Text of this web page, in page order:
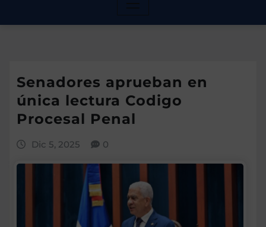
Senadores aprueban en
única lectura Codigo
Procesal Penal
Dic 5, 2025 0